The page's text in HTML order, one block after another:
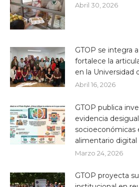
Abril 30, 2026
GTOP se integra
fortalece la
en la Universidad
Abril 16, 2026
GTOP publica
evidencia
socioeconómicas
alimentario digital
Marzo 24, 2026
GTOP proyecta